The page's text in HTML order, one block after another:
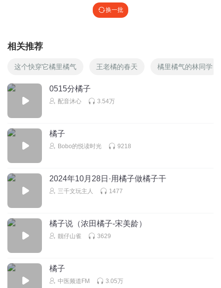
换一批
相关推荐
这个快穿它橘里橘气 王老橘的春天 橘里橘气的林同学
0515分橘子
配音沐心 3.54万
橘子
Bobo的悦读时光 9218
2024年10月28日·用橘子做橘子干
三千文玩主人 1477
橘子说（浓田橘子-宋美龄）
靓仔山雀 3629
橘子
中医频道FM 3.05万